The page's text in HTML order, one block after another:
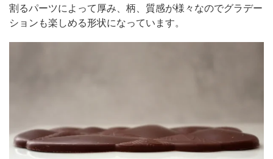
割るパーツによって厚み、柄、質感が様々なのでグラデー
ションも楽しめる形状になっています。